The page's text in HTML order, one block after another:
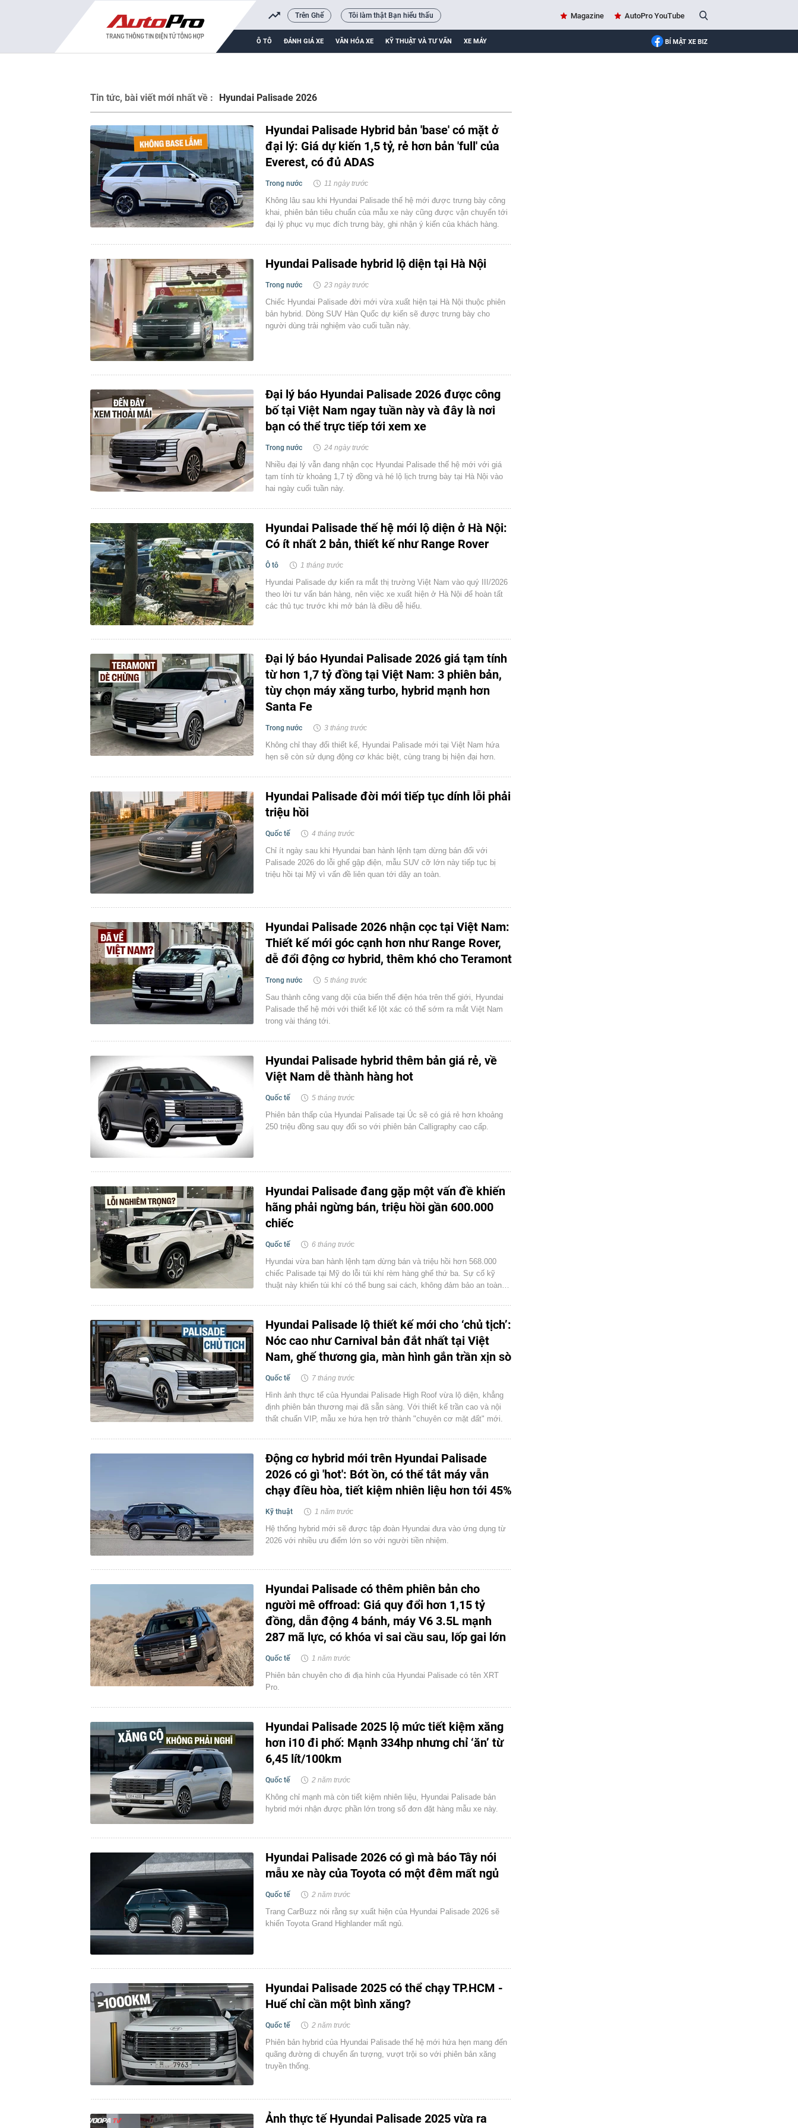
Trên Ghế Tôi làm thật Bạn hiểu thấu Magazine AutoPro YouTube
Ô TÔ ĐÁNH GIÁ XE VĂN HÓA XE KỸ THUẬT VÀ TƯ VẤN XE MÁY BÍ MẬT XE BIZ
Tin tức, bài viết mới nhất về : Hyundai Palisade 2026
Hyundai Palisade Hybrid bản 'base' có mặt ở
đại lý: Giá dự kiến 1,5 tỷ, rẻ hơn bản 'full' của
Everest, có đủ ADAS
Trong nước 11 ngày trước
Không lâu sau khi Hyundai Palisade thế hệ mới được trưng bày công
khai, phiên bản tiêu chuẩn của mẫu xe này cũng được vận chuyển tới
đại lý phục vụ mục đích trưng bày, ghi nhận ý kiến của khách hàng.
Hyundai Palisade hybrid lộ diện tại Hà Nội
Trong nước 23 ngày trước
Chiếc Hyundai Palisade đời mới vừa xuất hiện tại Hà Nội thuộc phiên
bản hybrid. Dòng SUV Hàn Quốc dự kiến sẽ được trưng bày cho
người dùng trải nghiệm vào cuối tuần này.
Đại lý báo Hyundai Palisade 2026 được công
bố tại Việt Nam ngay tuần này và đây là nơi
bạn có thể trực tiếp tới xem xe
Trong nước 24 ngày trước
Nhiều đại lý vẫn đang nhận cọc Hyundai Palisade thế hệ mới với giá
tạm tính từ khoảng 1,7 tỷ đồng và hé lộ lịch trưng bày tại Hà Nội vào
hai ngày cuối tuần này.
Hyundai Palisade thế hệ mới lộ diện ở Hà Nội:
Có ít nhất 2 bản, thiết kế như Range Rover
Ô tô 1 tháng trước
Hyundai Palisade dự kiến ra mắt thị trường Việt Nam vào quý III/2026
theo lời tư vấn bán hàng, nên việc xe xuất hiện ở Hà Nội để hoàn tất
các thủ tục trước khi mở bán là điều dễ hiểu.
Đại lý báo Hyundai Palisade 2026 giá tạm tính
từ hơn 1,7 tỷ đồng tại Việt Nam: 3 phiên bản,
tùy chọn máy xăng turbo, hybrid mạnh hơn
Santa Fe
Trong nước 3 tháng trước
Không chỉ thay đổi thiết kế, Hyundai Palisade mới tại Việt Nam hứa
hẹn sẽ còn sử dụng động cơ khác biệt, cùng trang bị hiện đại hơn.
Hyundai Palisade đời mới tiếp tục dính lỗi phải
triệu hồi
Quốc tế 4 tháng trước
Chỉ ít ngày sau khi Hyundai ban hành lệnh tạm dừng bán đối với
Palisade 2026 do lỗi ghế gập điện, mẫu SUV cỡ lớn này tiếp tục bị
triệu hồi tại Mỹ vì vấn đề liên quan tới dây an toàn.
Hyundai Palisade 2026 nhận cọc tại Việt Nam:
Thiết kế mới góc cạnh hơn như Range Rover,
dễ đổi động cơ hybrid, thêm khó cho Teramont
Trong nước 5 tháng trước
Sau thành công vang dội của biến thể điện hóa trên thế giới, Hyundai
Palisade thế hệ mới với thiết kế lột xác có thể sớm ra mắt Việt Nam
trong vài tháng tới.
Hyundai Palisade hybrid thêm bản giá rẻ, về
Việt Nam dễ thành hàng hot
Quốc tế 5 tháng trước
Phiên bản thấp của Hyundai Palisade tại Úc sẽ có giá rẻ hơn khoảng
250 triệu đồng sau quy đổi so với phiên bản Calligraphy cao cấp.
Hyundai Palisade đang gặp một vấn đề khiến
hãng phải ngừng bán, triệu hồi gần 600.000
chiếc
Quốc tế 6 tháng trước
Hyundai vừa ban hành lệnh tạm dừng bán và triệu hồi hơn 568.000
chiếc Palisade tại Mỹ do lỗi túi khí rèm hàng ghế thứ ba. Sự cố kỹ
thuật này khiến túi khí có thể bung sai cách, không đảm bảo an toàn…
Hyundai Palisade lộ thiết kế mới cho ‘chủ tịch’:
Nóc cao như Carnival bản đắt nhất tại Việt
Nam, ghế thương gia, màn hình gắn trần xịn sò
Quốc tế 7 tháng trước
Hình ảnh thực tế của Hyundai Palisade High Roof vừa lộ diện, khẳng
định phiên bản thương mại đã sẵn sàng. Với thiết kế trần cao và nội
thất chuẩn VIP, mẫu xe hứa hẹn trở thành "chuyên cơ mặt đất" mới.
Động cơ hybrid mới trên Hyundai Palisade
2026 có gì 'hot': Bớt ồn, có thể tắt máy vẫn
chạy điều hòa, tiết kiệm nhiên liệu hơn tới 45%
Kỹ thuật 1 năm trước
Hệ thống hybrid mới sẽ được tập đoàn Hyundai đưa vào ứng dụng từ
2026 với nhiều ưu điểm lớn so với người tiền nhiệm.
Hyundai Palisade có thêm phiên bản cho
người mê offroad: Giá quy đổi hơn 1,15 tỷ
đồng, dẫn động 4 bánh, máy V6 3.5L mạnh
287 mã lực, có khóa vi sai cầu sau, lốp gai lớn
Quốc tế 1 năm trước
Phiên bản chuyên cho đi địa hình của Hyundai Palisade có tên XRT
Pro.
Hyundai Palisade 2025 lộ mức tiết kiệm xăng
hơn i10 đi phố: Mạnh 334hp nhưng chỉ ‘ăn’ từ
6,45 lít/100km
Quốc tế 2 năm trước
Không chỉ mạnh mà còn tiết kiệm nhiên liệu, Hyundai Palisade bản
hybrid mới nhận được phần lớn trong số đơn đặt hàng mẫu xe này.
Hyundai Palisade 2026 có gì mà báo Tây nói
mẫu xe này của Toyota có một đêm mất ngủ
Quốc tế 2 năm trước
Trang CarBuzz nói rằng sự xuất hiện của Hyundai Palisade 2026 sẽ
khiến Toyota Grand Highlander mất ngủ.
Hyundai Palisade 2025 có thể chạy TP.HCM -
Huế chỉ cần một bình xăng?
Quốc tế 2 năm trước
Phiên bản hybrid của Hyundai Palisade thế hệ mới hứa hẹn mang đến
quãng đường di chuyển ấn tượng, vượt trội so với phiên bản xăng
truyền thống.
Ảnh thực tế Hyundai Palisade 2025 vừa ra